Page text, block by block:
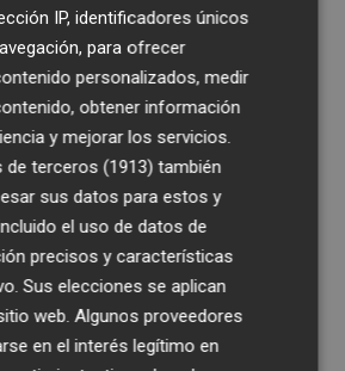
hasta tasas del
respectivamente.
cumplido siempre con el
defendió recientemente
primera y ministra de
Jesús Montero .
el déficit de todas
se habría comportado
en 2023, Montero ha
IP, identificadores únicos
para ofrecer
personalizados, medir
obtener información
y mejorar los servicios.
de terceros (1913) también
sus datos para estos y
el uso de datos de
precisos y características
Sus elecciones se aplican
web. Algunos proveedores
en el interés legítimo en